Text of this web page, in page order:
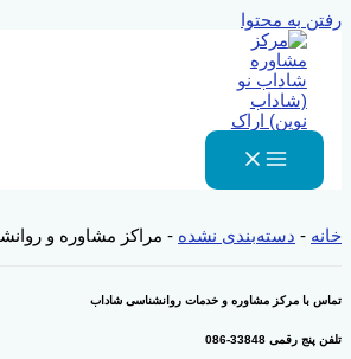
رفتن به محتوا
خانه - دسته‌بندی نشده - مراکز مشاوره و
تماس با مرکز مشاوره و خدمات روانشناسی شاداب
تلفن پنج رقمی 33848-086